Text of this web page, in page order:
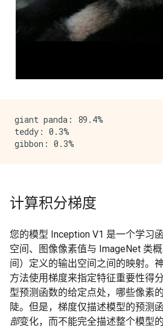
giant panda: 89.4%
teddy: 0.3%
计算积分梯度
您的模型 Inception V1 是一个学习
空间、图像像素值与 ImageNet 类
间）定义的输出空间之间的映射。
方法使用梯度来指定特征重要性得
型预测函数的给定点处，哪些像素
陡。但是，梯度仅描述模型的预测
部变化，而不能完全描述整个模型